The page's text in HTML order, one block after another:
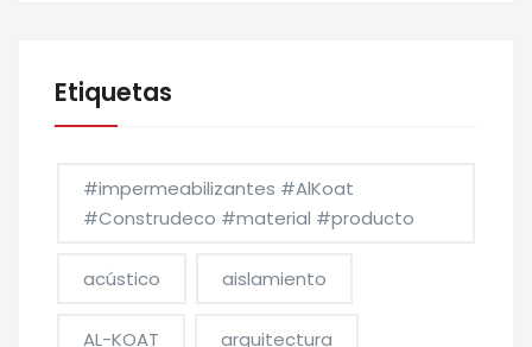
Etiquetas
#impermeabilizantes #AlKoat
#Construdeco #material #producto
acústico aislamiento
AL-KOAT arquitectura